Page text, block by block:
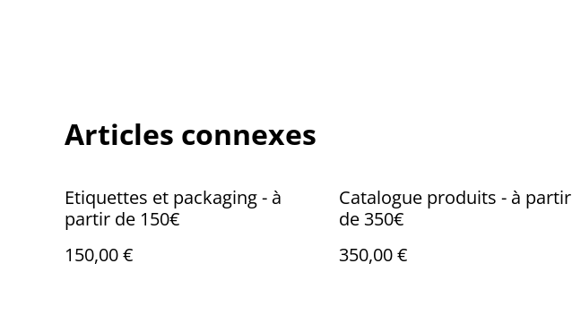
Articles connexes
Etiquettes et packaging - à
partir de 150€
150,00 €
Catalogue produits - à partir
de 350€
350,00 €